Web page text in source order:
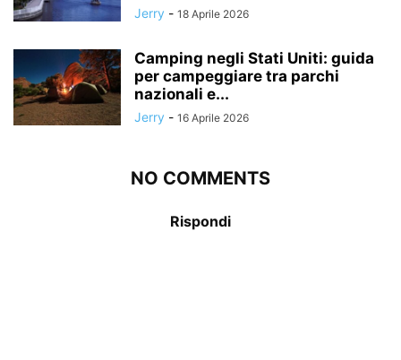
Jerry - 18 Aprile 2026
Camping negli Stati Uniti: guida
per campeggiare tra parchi
nazionali e...
Jerry - 16 Aprile 2026
NO COMMENTS
Rispondi